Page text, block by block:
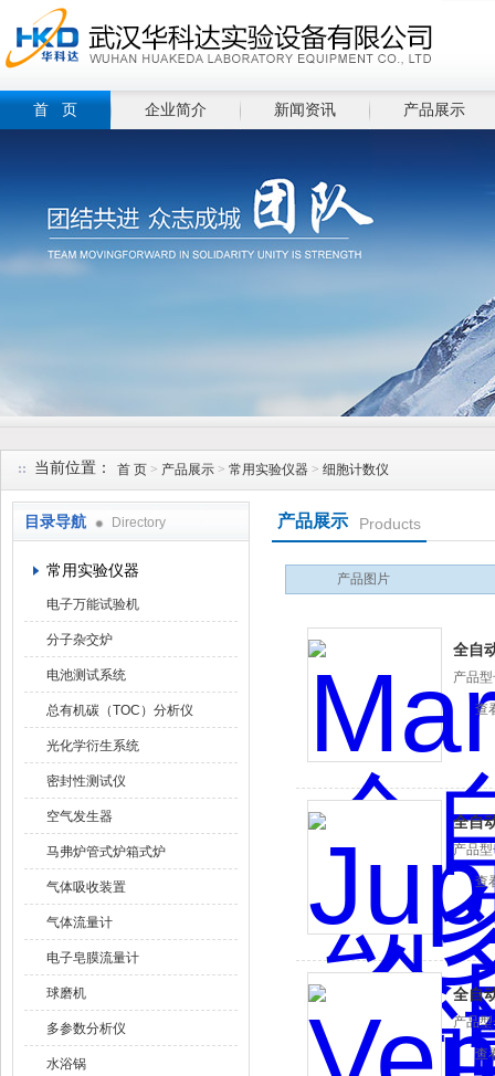
首 页 企业简介 新闻资讯 产品展示
当前位置： 首 页 > 产品展示 > 常用实验仪器 > 细胞计数仪
目录导航 Directory
常用实验仪器
电子万能试验机
分子杂交炉
电池测试系统
总有机碳（TOC）分析仪
光化学衍生系统
密封性测试仪
空气发生器
马弗炉管式炉箱式炉
气体吸收装置
气体流量计
电子皂膜流量计
球磨机
多参数分析仪
水浴锅
产品展示 Products
产品图片
全自
产品
查
全自
产品
查
全自
产品型
查